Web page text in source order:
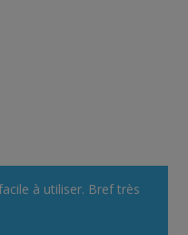
à utiliser. Bref très